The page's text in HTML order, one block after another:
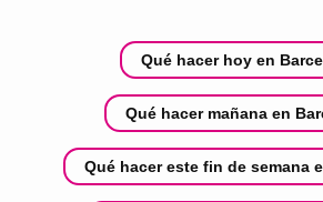
Qué hacer hoy en
Qué hacer mañana en
Qué hacer este fin de semana